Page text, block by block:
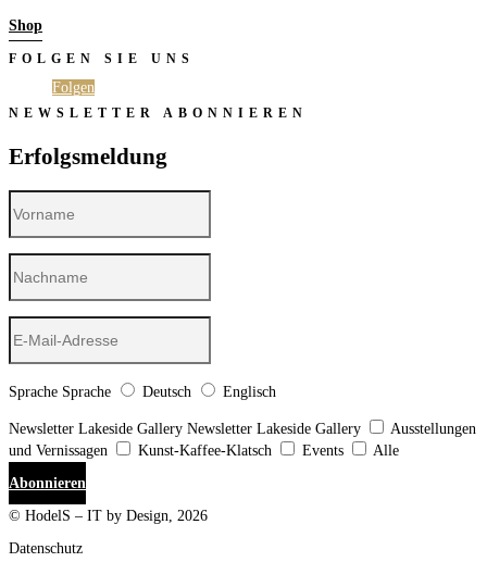
Shop
FOLGEN SIE UNS
Folgen
NEWSLETTER ABONNIEREN
Erfolgsmeldung
Sprache Sprache Deutsch Englisch
Newsletter Lakeside Gallery Newsletter Lakeside Gallery
Ausstellungen
und Vernissagen
Kunst-Kaffee-Klatsch Events
Alle
Abonnieren
© HodelS – IT by Design, 2026
Datenschutz